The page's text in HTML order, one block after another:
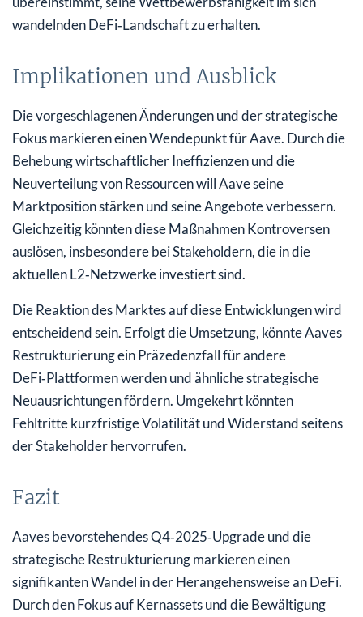
wandelnden DeFi‑Landschaft zu erhalten.
Implikationen und Ausblick
Die vorgeschlagenen Änderungen und der strategische
Fokus markieren einen Wendepunkt für Aave. Durch die
Behebung wirtschaftlicher Ineffizienzen und die
Neuverteilung von Ressourcen will Aave seine
Marktposition stärken und seine Angebote verbessern.
Gleichzeitig könnten diese Maßnahmen Kontroversen
auslösen, insbesondere bei Stakeholdern, die in die
aktuellen L2‑Netzwerke investiert sind.
Die Reaktion des Marktes auf diese Entwicklungen wird
entscheidend sein. Erfolgt die Umsetzung, könnte Aaves
Restrukturierung ein Präzedenzfall für andere
DeFi‑Plattformen werden und ähnliche strategische
Neuausrichtungen fördern. Umgekehrt könnten
Fehltritte kurzfristige Volatilität und Widerstand seitens
der Stakeholder hervorrufen.
Fazit
Aaves bevorstehendes Q4‑2025‑Upgrade und die
strategische Restrukturierung markieren einen
signifikanten Wandel in der Herangehensweise an DeFi.
Durch den Fokus auf Kernassets und die Bewältigung